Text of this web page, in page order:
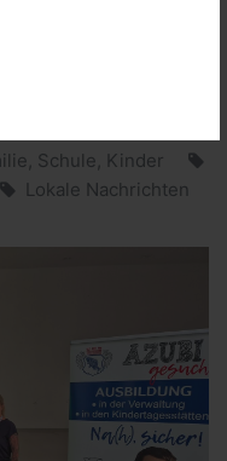
Schule, Kinder
Lokale Nachrichten